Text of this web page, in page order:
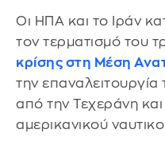
Οι ΗΠΑ και το Ιράν
τον τερματισμό του
κρίσης στη Μέση
την
από την Τεχεράνη
αμερικανικού